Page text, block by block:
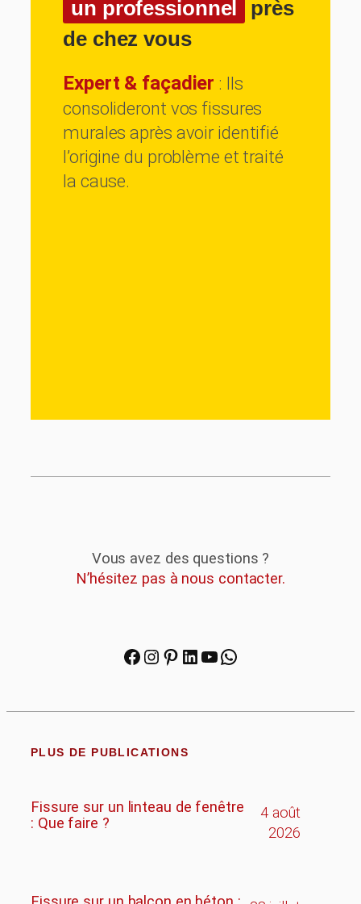
un professionnel
près
de chez vous
Expert & façadier : Ils
consolideront vos fissures
murales après avoir identifié
l’origine du problème et traité
la cause.
Vous avez des questions ?
N’hésitez pas à nous contacter.
Facebook
Instagram
Pinterest
LinkedIn
YouTube
WhatsApp
PLUS DE PUBLICATIONS
Fissure sur un linteau de fenêtre
: Que faire ?
4 août
2026